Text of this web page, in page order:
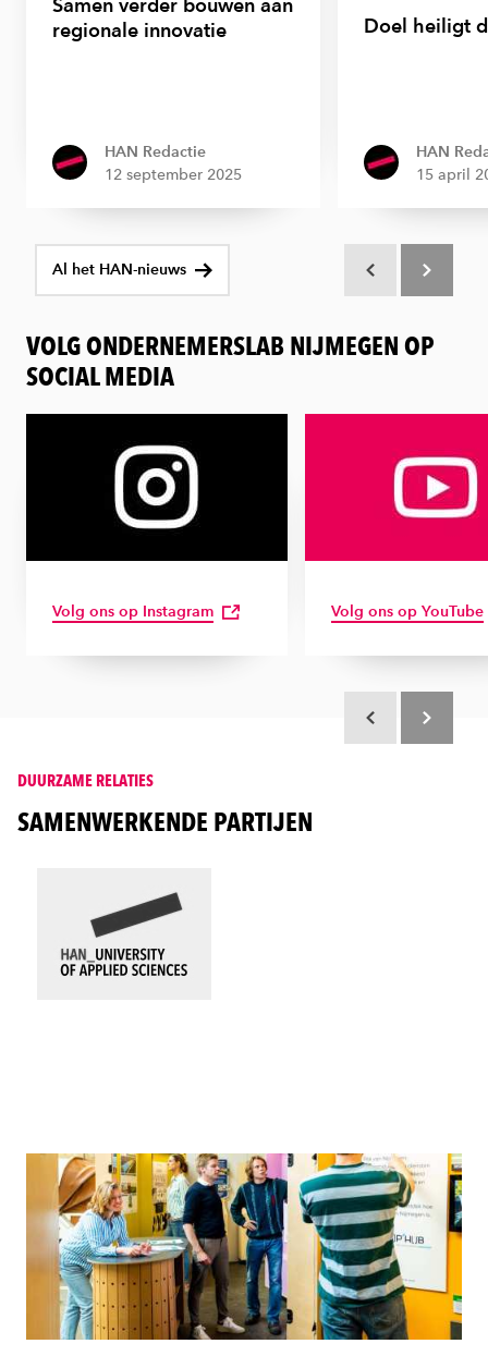
Samen verder bouwen aan
regionale innovatie
HAN Redactie
12 september 2025
Doel heiligt
HAN
15 april
Al het HAN-nieuws
VOLG ONDERNEMERSLAB NIJMEGEN OP
SOCIAL MEDIA
Volg ons op Instagram Volg ons op YouTube
DUURZAME RELATIES
SAMENWERKENDE PARTIJEN